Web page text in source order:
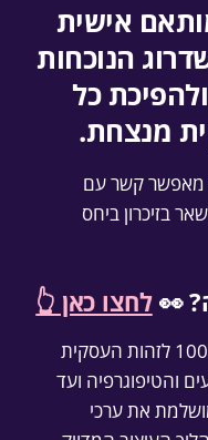
אישית
הנוכחות
כל
מנצחת.
מאפשר קשר עם
בזיכרון ביחס
👀לחצו כאן 👆
העיצוב המקצועי שלנו מותאם ב-100% לזהות העסקית
והטיפוגרפיה ועד
את ערכי